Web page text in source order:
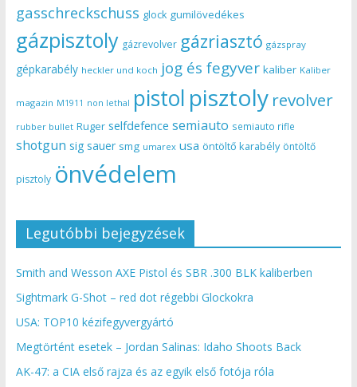
gasschreckschuss glock gumilövedékes
gázpisztoly gázrevolver gázriasztó gázspray
gépkarabély heckler und koch jog és fegyver kaliber Kaliber
magazin M1911 non lethal pistol pisztoly revolver
rubber bullet Ruger selfdefence semiauto semiauto rifle
shotgun sig sauer smg umarex usa öntöltő karabély öntöltő
pisztoly önvédelem
Legutóbbi bejegyzések
Smith and Wesson AXE Pistol és SBR .300 BLK kaliberben
Sightmark G-Shot – red dot régebbi Glockokra
USA: TOP10 kézifegyvergyártó
Megtörtént esetek – Jordan Salinas: Idaho Shoots Back
AK-47: a CIA első rajza és az egyik első fotója róla